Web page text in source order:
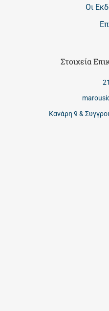
Οι
Στοιχεία
Κανάρη 9 &